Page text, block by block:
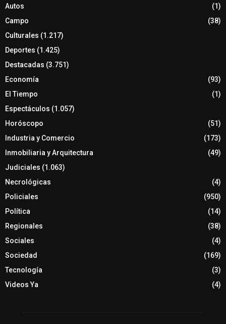
Autos
(1)
Campo
(38)
Culturales (1.217)
Deportes (1.425)
Destacadas (3.751)
Economía
(93)
El Tiempo
(1)
Espectáculos (1.057)
Horóscopo
(51)
Industria y Comercio
(173)
Inmobiliaria y Arquitectura
(49)
Judiciales (1.063)
Necrológicas
(4)
Policiales
(950)
Política
(14)
Regionales
(38)
Sociales
(4)
Sociedad
(169)
Tecnología
(3)
Videos Ya
(4)